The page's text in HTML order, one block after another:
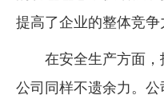
提高了企业的整体竞争
在安全生产方面
公司同样不遗余力。